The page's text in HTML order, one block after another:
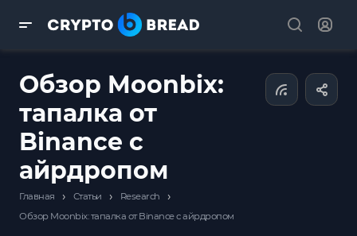
Обзор Moonbix:
тапалка от
Binance с
айрдропом
Главная › Статьи › Research ›
Обзор Moonbix: тапалка от Binance с айрдропом